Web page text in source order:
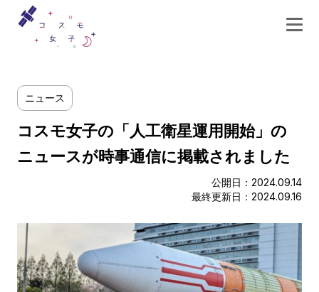
ニュース
コスモ女子の「人工衛星運用開始」の
ニュースが時事通信に掲載されました
公開日：2024.09.14
最終更新日：2024.09.16